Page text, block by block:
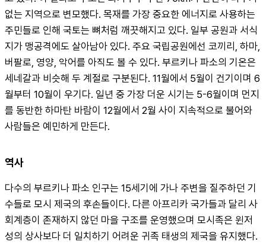
없는 지역으로 변모했다. 목재를 가장 중요한 에너지로 사용하는
주민들로 인해 국토는 뼈처럼 깨끗해지고 있다. 일부 공원과 서식
지가 맹공격에도 살아남아 있다. 주요 국립공원에선 코끼리, 하마,
버팔로, 영양, 악어를 아직도 볼 수 있다. 부르키나 파소의 기온은
세네갈과 비슷해 두 계절로 구분된다. 11월에서 5월이 건기이며 6
월부터 10월이 우기다. 일년 중 가장 더운 시기는 5-6월이며 먼지
를 동반한 하마탄 바람이 12월에서 2월 사이 지속적으로 불어와
사람들은 예민하게 만든다.
역사
다수의 부르키나 파소 인구는 15세기에 가나 주변을 질주하던 기
수들로 모시 제국의 후손들이다. 다른 아프리카 국가들과 달리 사
회계층이 존재하지 않던 마을 구조를 운영했으며 모시족은 윈저
성의 상사보다 더 일치하기 어려운 귀족 태생의 제국을 유지했다.